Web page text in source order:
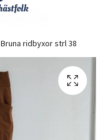
Bruna ridbyxor strl 38